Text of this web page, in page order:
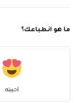
ما هو انطباعك؟
أحببته